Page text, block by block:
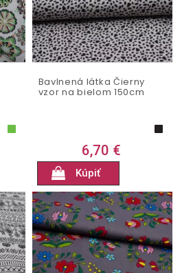
Bavlnená látka Čierny
vzor na bielom 150cm
6,70 €
Kúpiť